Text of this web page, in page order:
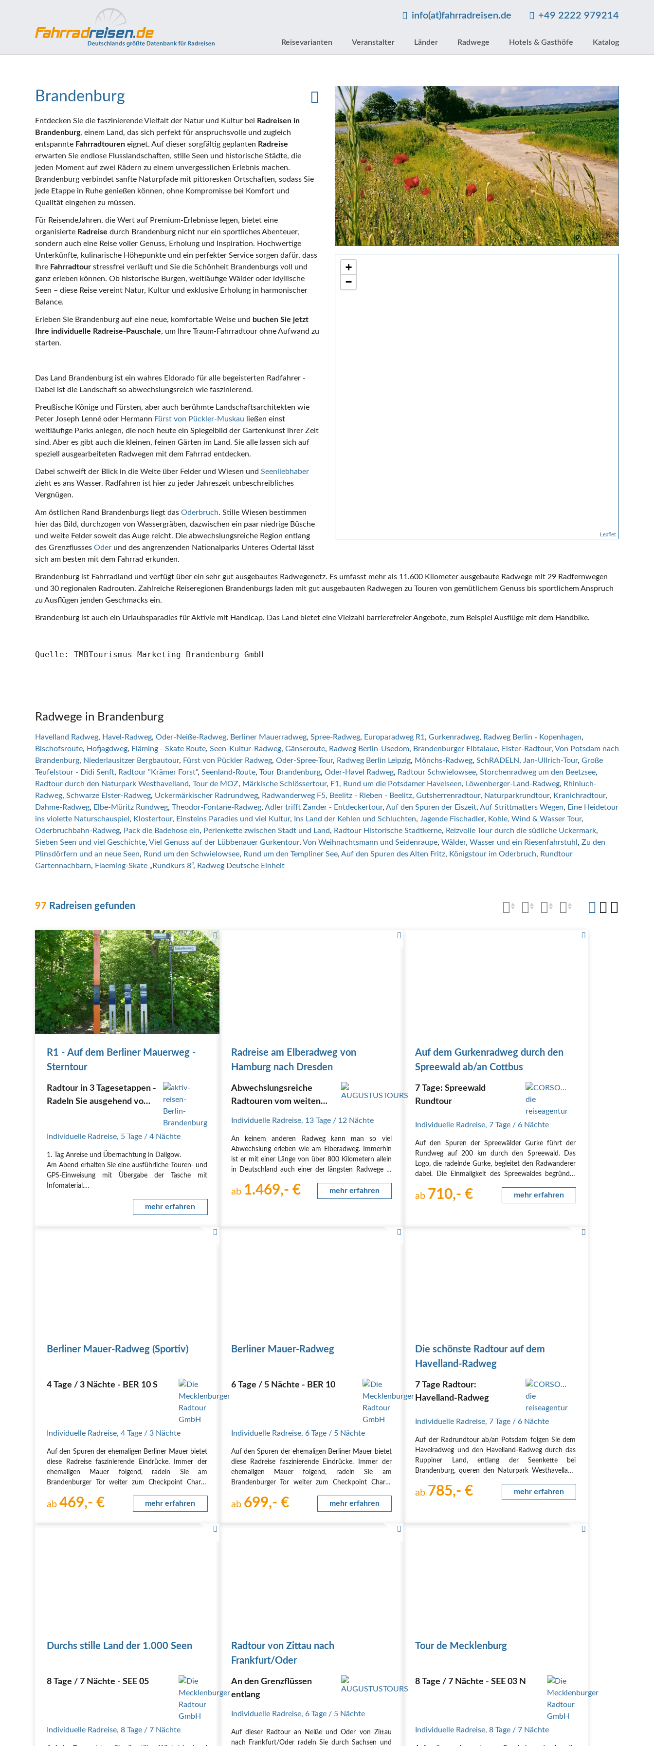
info(at)fahrradreisen.de +49 2222 979214
Reisevarianten Veranstalter Länder Radwege Hotels & Gasthöfe Katalog
+
−
Leaflet
Brandenburg
Entdecken Sie die faszinierende Vielfalt der Natur und Kultur bei Radreisen in
Brandenburg, einem Land, das sich perfekt für anspruchsvolle und zugleich
entspannte Fahrradtouren eignet. Auf dieser sorgfältig geplanten Radreise
erwarten Sie endlose Flusslandschaften, stille Seen und historische Städte, die
jeden Moment auf zwei Rädern zu einem unvergesslichen Erlebnis machen.
Brandenburg verbindet sanfte Naturpfade mit pittoresken Ortschaften, sodass Sie
jede Etappe in Ruhe genießen können, ohne Kompromisse bei Komfort und
Qualität eingehen zu müssen.
Für ReisendeJahren, die Wert auf Premium-Erlebnisse legen, bietet eine
organisierte Radreise durch Brandenburg nicht nur ein sportliches Abenteuer,
sondern auch eine Reise voller Genuss, Erholung und Inspiration. Hochwertige
Unterkünfte, kulinarische Höhepunkte und ein perfekter Service sorgen dafür, dass
Ihre Fahrradtour stressfrei verläuft und Sie die Schönheit Brandenburgs voll und
ganz erleben können. Ob historische Burgen, weitläufige Wälder oder idyllische
Seen – diese Reise vereint Natur, Kultur und exklusive Erholung in harmonischer
Balance.
Erleben Sie Brandenburg auf eine neue, komfortable Weise und buchen Sie jetzt
Ihre individuelle Radreise-Pauschale, um Ihre Traum-Fahrradtour ohne Aufwand zu
starten.
Das Land Brandenburg ist ein wahres Eldorado für alle begeisterten Radfahrer -
Dabei ist die Landschaft so abwechslungsreich wie faszinierend.
Preußische Könige und Fürsten, aber auch berühmte Landschaftsarchitekten wie
Peter Joseph Lenné oder Hermann Fürst von Pückler-Muskau ließen einst
weitläufige Parks anlegen, die noch heute ein Spiegelbild der Gartenkunst ihrer Zeit
sind. Aber es gibt auch die kleinen, feinen Gärten im Land. Sie alle lassen sich auf
speziell ausgearbeiteten Radwegen mit dem Fahrrad entdecken.
Dabei schweift der Blick in die Weite über Felder und Wiesen und Seenliebhaber
zieht es ans Wasser. Radfahren ist hier zu jeder Jahreszeit unbeschreibliches
Vergnügen.
Am östlichen Rand Brandenburgs liegt das Oderbruch. Stille Wiesen bestimmen
hier das Bild, durchzogen von Wassergräben, dazwischen ein paar niedrige Büsche
und weite Felder soweit das Auge reicht. Die abwechslungsreiche Region entlang
des Grenzflusses Oder und des angrenzenden Nationalparks Unteres Odertal lässt
sich am besten mit dem Fahrrad erkunden.
Brandenburg ist Fahrradland und verfügt über ein sehr gut ausgebautes Radwegenetz. Es umfasst mehr als 11.600 Kilometer ausgebaute Radwege mit 29 Radfernwegen
und 30 regionalen Radrouten. Zahlreiche Reiseregionen Brandenburgs laden mit gut ausgebauten Radwegen zu Touren von gemütlichem Genuss bis sportlichem Anspruch
zu Ausflügen jenden Geschmacks ein.
Brandenburg ist auch ein Urlaubsparadies für Aktivie mit Handicap. Das Land bietet eine Vielzahl barrierefreier Angebote, zum Beispiel Ausflüge mit dem Handbike.
Quelle: TMBTourismus-Marketing Brandenburg GmbH
Radwege in Brandenburg
Havelland Radweg Havel-Radweg Oder-Neiße-Radweg Berliner Mauerradweg Spree-Radweg Europaradweg R1 Gurkenradweg
Radweg Berlin - Kopenhagen
Bischofsroute
Hofjagdweg Fläming - Skate Route Seen-Kultur-Radweg Gänseroute Radweg Berlin-Usedom Brandenburger Elbtalaue Elster-Radtour Von Potsdam nach
Brandenburg
Niederlausitzer Bergbautour Fürst von Pückler Radweg Oder-Spree-Tour Radweg Berlin Leipzig Mönchs-Radweg SchRADELN Jan-Ullrich-Tour Große
Teufelstour - Didi Senft
Radtour "Krämer Forst" Seenland-Route Tour Brandenburg Oder-Havel Radweg Radtour Schwielowsee Storchenradweg um den Beetzsee
Radtour durch den Naturpark Westhavelland
Tour de MOZ Märkische Schlössertour F1, Rund um die Potsdamer Havelseen Löwenberger-Land-Radweg
Rhinluch-
Radweg Schwarze Elster-Radweg Uckermärkischer Radrundweg Radwanderweg F5, Beelitz - Rieben - Beelitz Gutsherrenradtour Naturparkrundtour
Kranichradtour
Dahme-Radweg
Elbe-Müritz Rundweg Theodor-Fontane-Radweg Adler trifft Zander - Entdeckertour Auf den Spuren der Eiszeit Auf Strittmatters Wegen
Eine Heidetour
ins violette Naturschauspiel
Klostertour Einsteins Paradies und viel Kultur Ins Land der Kehlen und Schluchten Jagende Fischadler
Kohle, Wind & Wasser Tour
Oderbruchbahn-Radweg
Pack die Badehose ein Perlenkette zwischen Stadt und Land Radtour Historische Stadtkerne
Reizvolle Tour durch die südliche Uckermark
Sieben Seen und viel Geschichte Viel Genuss auf der Lübbenauer Gurkentour Von Weihnachtsmann und Seidenraupe Wälder, Wasser und ein Riesenfahrstuhl
Zu den
Plinsdörfern und an neue Seen
Rund um den Schwielowsee Rund um den Templiner See Auf den Spuren des Alten Fritz Königstour im Oderbruch
Rundtour
Gartennachbarn
Flaeming-Skate „Rundkurs 8“ Radweg Deutsche Einheit
97 Radreisen gefunden
R1 - Auf dem Berliner Mauerweg -
Sterntour
Radtour in 3 Tagesetappen -
Radeln Sie ausgehend vom
Berliner Mauerweg in drei
Tagesetappen
Individuelle Radreise, 5 Tage / 4 Nächte
1. Tag Anreise und Übernachtung in Dallgow.
Am Abend erhalten Sie eine ausführliche Touren- und
GPS-Einweisung mit Übergabe der Tasche mit
Infomaterial.
Sie fahren von Berlin-Staaken bis zur Havel. In Nieder
Neuendorf erreichen Sie einen ehemaligen…
mehr erfahren
Radreise am Elberadweg von
Hamburg nach Dresden
Abwechslungsreiche
Radtouren vom weiten
Individuelle Radreise, 13 Tage / 12 Nächte
An keinem anderen Radweg kann man so viel
Abwechslung erleben wie am Elberadweg. Immerhin
ist er mit einer Länge von über 800 Kilometern allein
in Deutschland auch einer der längsten Radwege in
Elberadwegs in einer Reise erleben möchte, für den
ab 1.469,- € mehr erfahren
Auf dem Gurkenradweg durch den
Spreewald ab/an Cottbus
7 Tage: Spreewald
Rundtour
Individuelle Radreise,7 Tage / 6 Nächte
Auf den Spuren der Spreewälder Gurke führt der
Rundweg auf 200 km durch den Spreewald. Das
Logo, die radelnde Gurke, begleitet den Radwanderer
dabei. Die Einmaligkeit des Spreewaldes begründet
größere Flussarme verzweigt. Hinzu kommen noch
ab 710,- € mehr erfahren
Berliner Mauer-Radweg (Sportiv)
4 Tage / 3 Nächte - BER 10 S
Individuelle Radreise, 4 Tage / 3 Nächte
Auf den Spuren der ehemaligen Berliner Mauer bietet
diese Radreise faszinierende Eindrücke. Immer der
ehemaligen Mauer folgend, radeln Sie am
Brandenburger Tor weiter zum Checkpoint Charlie
nach Neukölln. Entlang der Havel über Babelsberg
ab 469,- € mehr erfahren
Berliner Mauer-Radweg
6 Tage / 5 Nächte - BER 10
Individuelle Radreise, 6 Tage / 5 Nächte
Auf den Spuren der ehemaligen Berliner Mauer bietet
diese Radreise faszinierende Eindrücke. Immer der
ehemaligen Mauer folgend, radeln Sie am
Brandenburger Tor weiter zum Checkpoint Charlie
nach Neukölln. Entlang der Havel über Babelsberg
ab 699,- € mehr erfahren
Die schönste Radtour auf dem
Havelland-Radweg
7 Tage Radtour:
Havelland-Radweg
Individuelle Radreise,7 Tage / 6 Nächte
Auf der Radrundtour ab/an Potsdam folgen Sie dem
Havelradweg und den Havelland-Radweg durch das
Ruppiner Land, entlang der Seenkette bei
Brandenburg, queren den Naturpark Westhavelland
UNESCO-Welterbestätten mit dem Schloss
Sanssouci nach Potsdam. Auf sehr…
ab 785,- € mehr erfahren
Durchs stille Land der 1.000 Seen
8 Tage / 7 Nächte - SEE 05
Individuelle Radreise, 8 Tage / 7 Nächte
Radtour von Zittau nach
Frankfurt/Oder
An den Grenzflüssen
entlang
Individuelle Radreise, 6 Tage / 5 Nächte
Auf dieser Radtour an Neiße und Oder von Zittau
nach Frankfurt/Oder radeln Sie durch Sachsen und
Tour de Mecklenburg
8 Tage / 7 Nächte - SEE 03 N
Individuelle Radreise,8 Tage / 7 Nächte